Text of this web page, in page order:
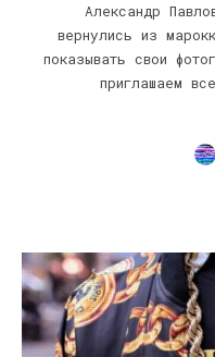
Александр
вернулись из
показывать свои
приглашаем